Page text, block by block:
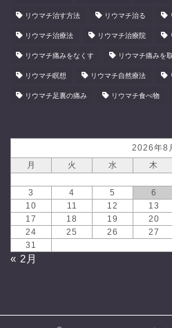
リウマチ治す方法 リウマチ治る
リウマチ治療法 リウマチ治療院
リウマチ痛みをなくす リウマチ痛みを
リウマチ瞑想 リウマチ自然療法
リウマチ足裏の痛み リウマチ食べ物
2026年8
月
火 水 木
3
4 5 6
10
11 12 13
17
18 19 20
24
25 26 27
31
« 2月
食と健康を
ッ